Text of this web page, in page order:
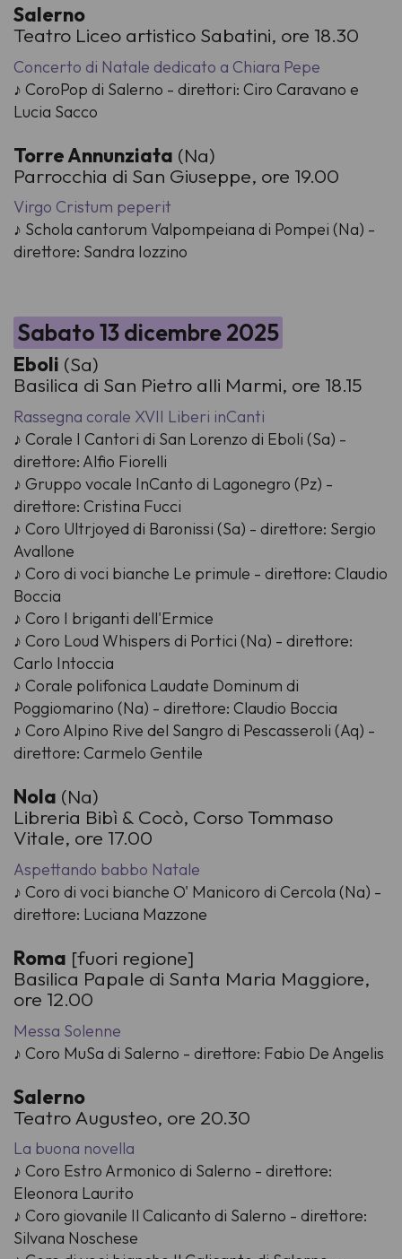
Salerno
Teatro Liceo artistico Sabatini, ore 18.30
Concerto di Natale dedicato a Chiara Pepe
♪ CoroPop di Salerno - direttori: Ciro Caravano e
Lucia Sacco
Torre Annunziata (Na)
Parrocchia di San Giuseppe, ore 19.00
Virgo Cristum peperit
♪ Schola cantorum Valpompeiana di Pompei (Na) -
direttore: Sandra Iozzino
Sabato 13 dicembre 2025
Eboli (Sa)
Basilica di San Pietro alli Marmi, ore 18.15
Rassegna corale XVII Liberi inCanti
♪ Corale I Cantori di San Lorenzo di Eboli (Sa) -
direttore: Alfio Fiorelli
♪ Gruppo vocale InCanto di Lagonegro (Pz) -
direttore: Cristina Fucci
♪ Coro Ultrjoyed di Baronissi (Sa) - direttore: Sergio
Avallone
♪ Coro di voci bianche Le primule - direttore: Claudio
Boccia
♪ Coro I briganti dell'Ermice
♪ Coro Loud Whispers di Portici (Na) - direttore:
Carlo Intoccia
♪ Corale polifonica Laudate Dominum di
Poggiomarino (Na) - direttore: Claudio Boccia
♪ Coro Alpino Rive del Sangro di Pescasseroli (Aq) -
direttore: Carmelo Gentile
Nola (Na)
Libreria Bibì & Cocò, Corso Tommaso
Vitale, ore 17.00
Aspettando babbo Natale
♪ Coro di voci bianche O' Manicoro di Cercola (Na) -
direttore: Luciana Mazzone
Roma [fuori regione]
Basilica Papale di Santa Maria Maggiore,
ore 12.00
Messa Solenne
♪ Coro MuSa di Salerno - direttore: Fabio De Angelis
Salerno
Teatro Augusteo, ore 20.30
La buona novella
♪ Coro Estro Armonico di Salerno - direttore:
Eleonora Laurito
♪ Coro giovanile Il Calicanto di Salerno - direttore:
Silvana Noschese